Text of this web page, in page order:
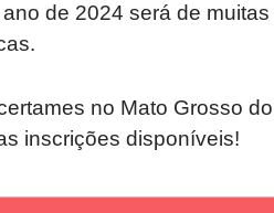
de 2024 será de
no Mato Grosso
inscrições disponíveis!